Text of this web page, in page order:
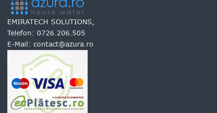
EMIRATECH SOLUTIONS,
Telefon: 0726.206.505
E-Mail: contact@azura.ro